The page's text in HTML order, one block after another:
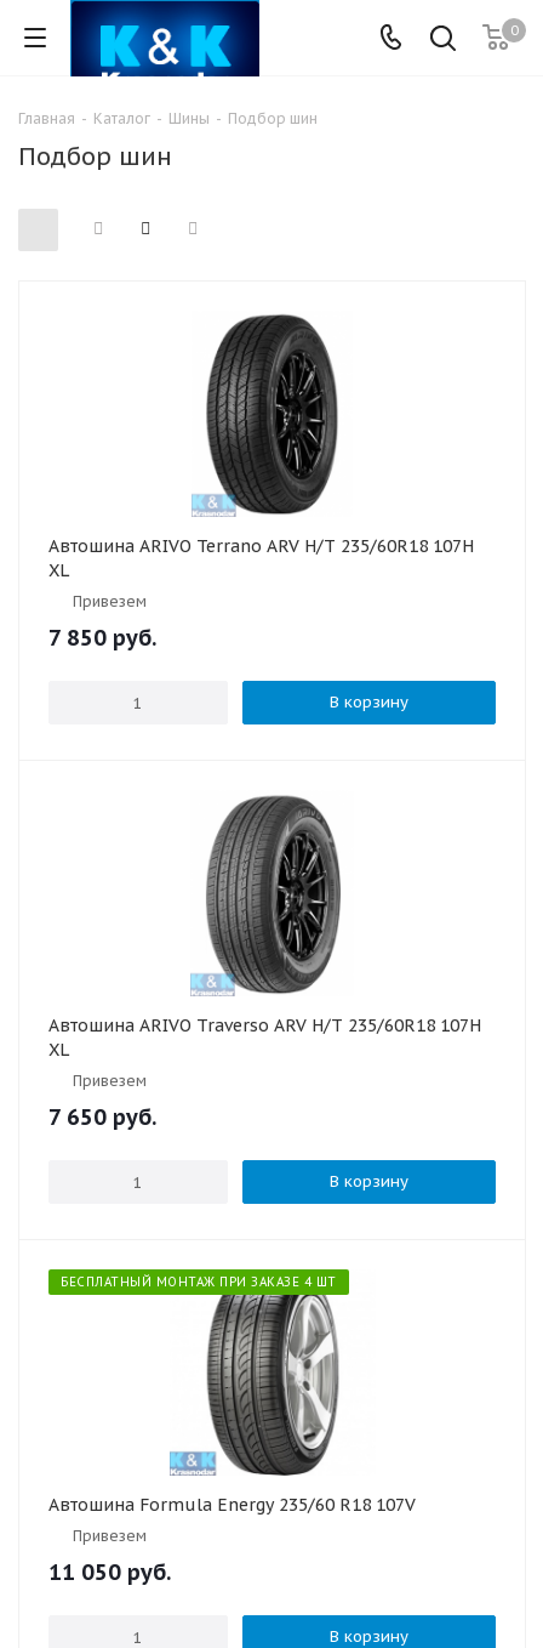
0
Главная - Каталог - Шины - Подбор шин
Подбор шин
Автошина ARIVO Terrano ARV H/T 235/60R18 107H
XL
Привезем
7 850 руб.
В корзину
Автошина ARIVO Traverso ARV H/T 235/60R18 107H
XL
Привезем
7 650 руб.
В корзину
БЕСПЛАТНЫЙ МОНТАЖ ПРИ ЗАКАЗЕ 4 ШТ
Автошина Formula Energy 235/60 R18 107V
Привезем
11 050 руб.
В корзину